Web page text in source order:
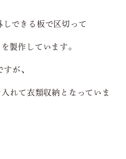
しできる板で区切って
製作しています。
が、
れて衣類収納となっていま